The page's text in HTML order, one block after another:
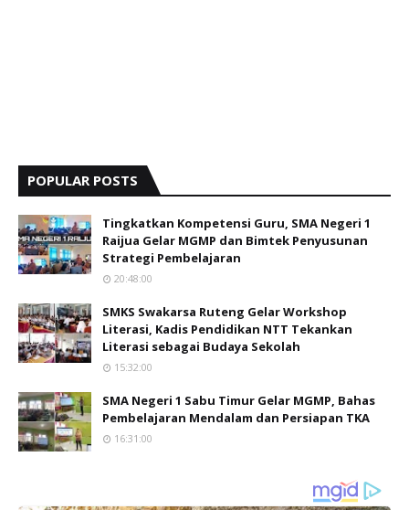
POPULAR POSTS
Tingkatkan Kompetensi Guru, SMA Negeri 1
Raijua Gelar MGMP dan Bimtek Penyusunan
Strategi Pembelajaran
20:48:00
SMKS Swakarsa Ruteng Gelar Workshop
Literasi, Kadis Pendidikan NTT Tekankan
Literasi sebagai Budaya Sekolah
15:32:00
SMA Negeri 1 Sabu Timur Gelar MGMP, Bahas
Pembelajaran Mendalam dan Persiapan TKA
16:31:00